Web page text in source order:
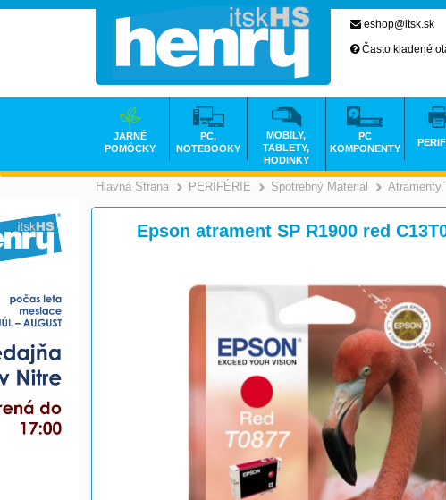
Hlavná Strana >
PERIFÉRIE >
Spotrebný Materiál
Epson atrament SP R1900 red
eshop@itsk.sk
Často kladené
JARNÉ
POMÔCKY
PC,
NOTEBOOKY
MOBILY,
TABLETY,
HODINKY
PC
KOMPONENTY